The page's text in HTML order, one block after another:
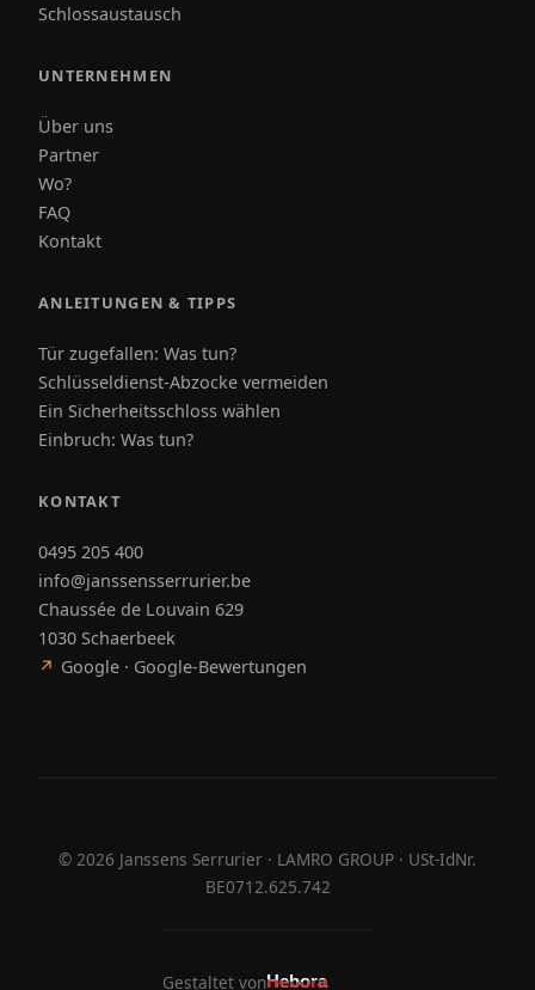
Schlossaustausch
UNTERNEHMEN
Über uns
Partner
Wo?
FAQ
Kontakt
ANLEITUNGEN & TIPPS
Tür zugefallen: Was tun?
Schlüsseldienst-Abzocke vermeiden
Ein Sicherheitsschloss wählen
Einbruch: Was tun?
KONTAKT
0495 205 400
info@janssensserrurier.be
Chaussée de Louvain 629
1030 Schaerbeek
↗ Google · Google-Bewertungen
© 2026 Janssens Serrurier · LAMRO GROUP · USt-IdNr.
BE0712.625.742
Gestaltet vonHebora
Hebora